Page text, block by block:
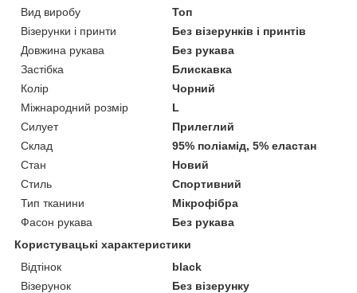
Вид виробу
Топ
Візерунки і принти
Без візерунків і принтів
Довжина рукава
Без рукава
Застібка
Блискавка
Колір
Чорний
Міжнародний розмір
L
Силует
Прилеглий
Склад
95% поліамід, 5% еластан
Стан
Новий
Стиль
Спортивний
Тип тканини
Мікрофібра
Фасон рукава
Без рукава
Користувацькі характеристики
Відтінок
black
Візерунок
Без візерунку